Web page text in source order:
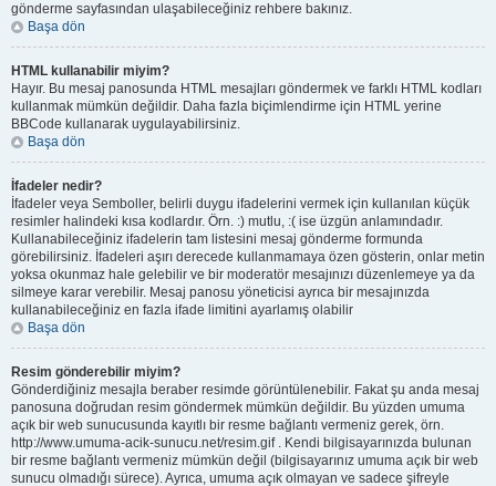
gönderme sayfasından ulaşabileceğiniz rehbere bakınız.
Başa dön
HTML kullanabilir miyim?
Hayır. Bu mesaj panosunda HTML mesajları göndermek ve farklı HTML kodları
kullanmak mümkün değildir. Daha fazla biçimlendirme için HTML yerine
BBCode kullanarak uygulayabilirsiniz.
Başa dön
İfadeler nedir?
İfadeler veya Semboller, belirli duygu ifadelerini vermek için kullanılan küçük
resimler halindeki kısa kodlardır. Örn. :) mutlu, :( ise üzgün anlamındadır.
Kullanabileceğiniz ifadelerin tam listesini mesaj gönderme formunda
görebilirsiniz. İfadeleri aşırı derecede kullanmamaya özen gösterin, onlar metin
yoksa okunmaz hale gelebilir ve bir moderatör mesajınızı düzenlemeye ya da
silmeye karar verebilir. Mesaj panosu yöneticisi ayrıca bir mesajınızda
kullanabileceğiniz en fazla ifade limitini ayarlamış olabilir
Başa dön
Resim gönderebilir miyim?
Gönderdiğiniz mesajla beraber resimde görüntülenebilir. Fakat şu anda mesaj
panosuna doğrudan resim göndermek mümkün değildir. Bu yüzden umuma
açık bir web sunucusunda kayıtlı bir resme bağlantı vermeniz gerek, örn.
http://www.umuma-acik-sunucu.net/resim.gif . Kendi bilgisayarınızda bulunan
bir resme bağlantı vermeniz mümkün değil (bilgisayarınız umuma açık bir web
sunucu olmadığı sürece). Ayrıca, umuma açık olmayan ve sadece şifreyle